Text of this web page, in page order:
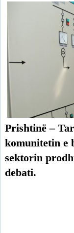
Prishtinë –
komunitetin e
sektorin
debati.